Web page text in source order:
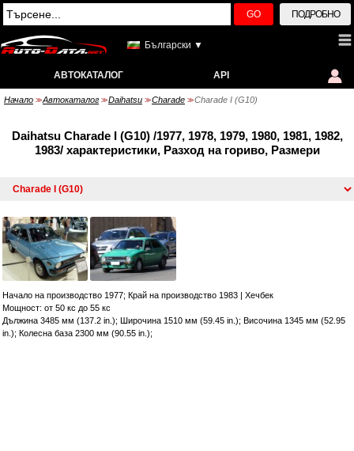
GO ПОДРОБНО
Български ▼
АВТОКАТАЛОГ API
Начало >> Автокаталог >> Daihatsu >> Charade >> Charade I (G10)
Daihatsu Charade I (G10) /1977, 1978, 1979, 1980, 1981, 1982,
1983/ характеристики, Разход на гориво, Размери
Начало на производство 1977; Край на производство 1983 | Хечбек
Мощност: от 50 кс до 55 кс
Дължина 3485 мм (137.2 in.); Широчина 1510 мм (59.45 in.); Височина 1345 мм (52.95
in.); Колесна база 2300 мм (90.55 in.);